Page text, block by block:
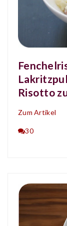
Risotto
Zum Artikel
30